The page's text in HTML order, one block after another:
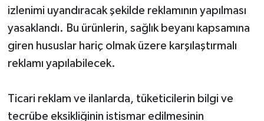
izlenimi uyandıracak şekilde reklamının yapılması
yasaklandı. Bu ürünlerin, sağlık beyanı kapsamına
giren hususlar hariç olmak üzere karşılaştırmalı
reklamı yapılabilecek.
Ticari reklam ve ilanlarda, tüketicilerin bilgi ve
tecrübe eksikliğinin istismar edilmesinin